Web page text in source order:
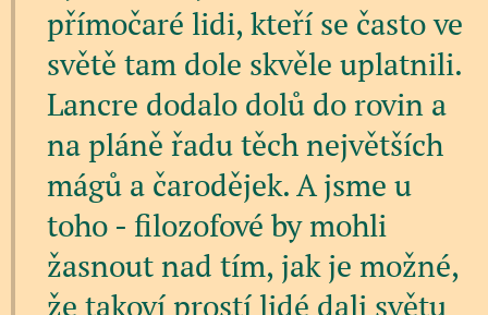
přímočaré lidi, kteří se často ve
světě tam dole skvěle uplatnili.
Lancre dodalo dolů do rovin a
na pláně řadu těch největších
mágů a čarodějek. A jsme u
toho - filozofové by mohli
žasnout nad tím, jak je možné,
že takoví prostí lidé dali světu